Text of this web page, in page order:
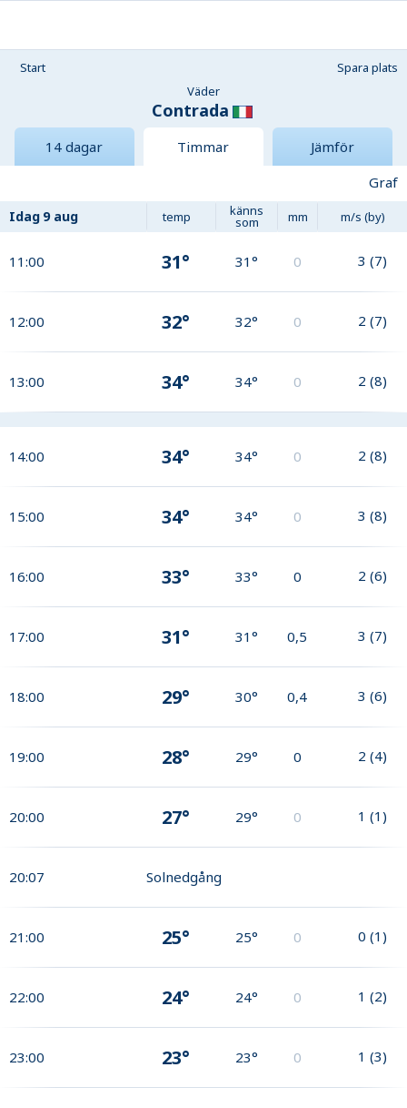
Start
Spara plats
Väder
Contrada
14 dagar Timmar
Jämför
Graf
Idag 9 aug temp känns
som mm m/s (by)
11:00 31° 31° 0 3 (7)
12:00 32° 32° 0 2 (7)
13:00 34° 34° 0 2 (8)
14:00 34° 34° 0 2 (8)
15:00 34° 34° 0 3 (8)
16:00 33° 33° 0 2 (6)
17:00 31° 31° 0,5 3 (7)
18:00 29° 30° 0,4 3 (6)
19:00 28° 29° 0 2 (4)
20:00 27° 29° 0 1 (1)
20:07 Solnedgång
21:00 25° 25° 0 0 (1)
22:00 24° 24° 0 1 (2)
23:00 23° 23° 0 1 (3)